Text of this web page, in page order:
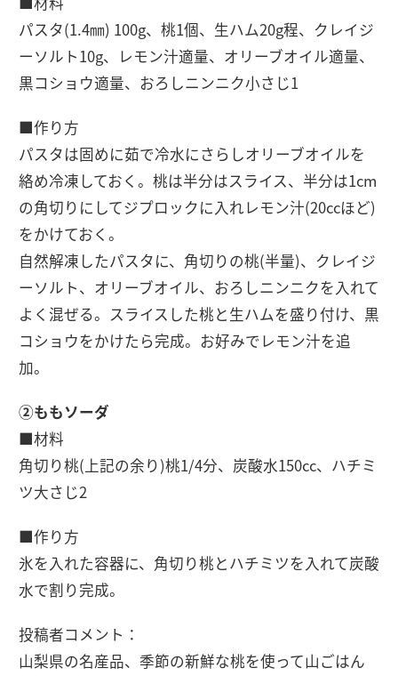
パスタ(1.4㎜) 100g、桃1個、生ハム20g程、クレイジ
ーソルト10g、レモン汁適量、オリーブオイル適量、
黒コショウ適量、おろしニンニク小さじ1
■作り方
パスタは固めに茹で冷水にさらしオリーブオイルを
絡め冷凍しておく。桃は半分はスライス、半分は1cm
の角切りにしてジプロックに入れレモン汁(20ccほど)
をかけておく。
自然解凍したパスタに、角切りの桃(半量)、クレイジ
ーソルト、オリーブオイル、おろしニンニクを入れて
よく混ぜる。スライスした桃と生ハムを盛り付け、黒
コショウをかけたら完成。お好みでレモン汁を追
加。
②ももソーダ
■材料
角切り桃(上記の余り)桃1/4分、炭酸水150cc、ハチミ
ツ大さじ2
■作り方
氷を入れた容器に、角切り桃とハチミツを入れて炭酸
水で割り完成。
投稿者コメント：
山梨県の名産品、季節の新鮮な桃を使って山ごはん